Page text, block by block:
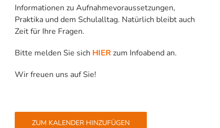
Informationen zu Aufnahmevoraussetzungen,
Praktika und dem Schulalltag. Natürlich bleibt auch
Zeit für Ihre Fragen.
Bitte melden Sie sich HIER zum Infoabend an.
Wir freuen uns auf Sie!
ZUM KALENDER HINZUFÜGEN